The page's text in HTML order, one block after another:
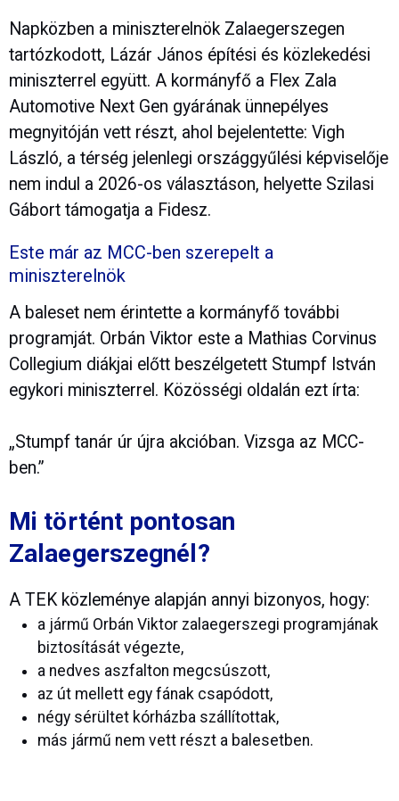
Napközben a miniszterelnök Zalaegerszegen
tartózkodott, Lázár János építési és közlekedési
miniszterrel együtt. A kormányfő a Flex Zala
Automotive Next Gen gyárának ünnepélyes
megnyitóján vett részt, ahol bejelentette: Vigh
László, a térség jelenlegi országgyűlési képviselője
nem indul a 2026-os választáson, helyette Szilasi
Gábort támogatja a Fidesz.
Este már az MCC-ben szerepelt a
miniszterelnök
A baleset nem érintette a kormányfő további
programját. Orbán Viktor este a Mathias Corvinus
Collegium diákjai előtt beszélgetett Stumpf István
egykori miniszterrel. Közösségi oldalán ezt írta:
„Stumpf tanár úr újra akcióban. Vizsga az MCC-
ben.”
Mi történt pontosan
Zalaegerszegnél?
A TEK közleménye alapján annyi bizonyos, hogy:
a jármű Orbán Viktor zalaegerszegi programjának
biztosítását végezte,
a nedves aszfalton megcsúszott,
az út mellett egy fának csapódott,
négy sérültet kórházba szállítottak,
más jármű nem vett részt a balesetben.